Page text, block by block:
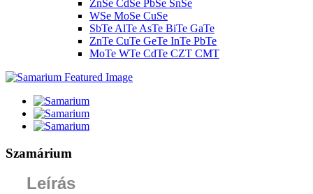
ZnSe CdSe PbSe SnSe
WSe MoSe CuSe
SbTe AlTe AsTe BiTe GaTe
ZnTe CuTe GeTe InTe PbTe
MoTe WTe CdTe CZT CMT
Szamárium
Leírás